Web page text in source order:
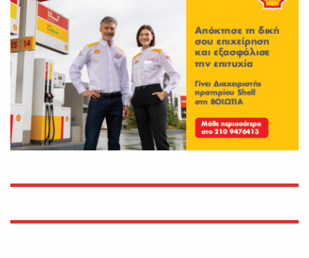
Εφυγε από τη ζωή η Αγγελική
Σμυρναίου
On29 Ιουλίου 2026
30 Ιουλίου 1470: Ο Μωάμεθ ο
Β’ στη Λιβαδειά
Η METLEN υπογράφει
προμήθειας γαλλίου